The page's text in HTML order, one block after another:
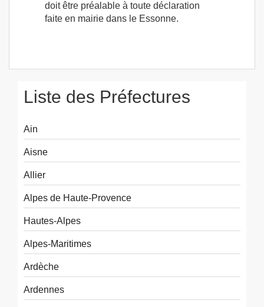
doit être préalable à toute déclaration
faite en mairie dans le Essonne.
Liste des Préfectures
Ain
Aisne
Allier
Alpes de Haute-Provence
Hautes-Alpes
Alpes-Maritimes
Ardèche
Ardennes